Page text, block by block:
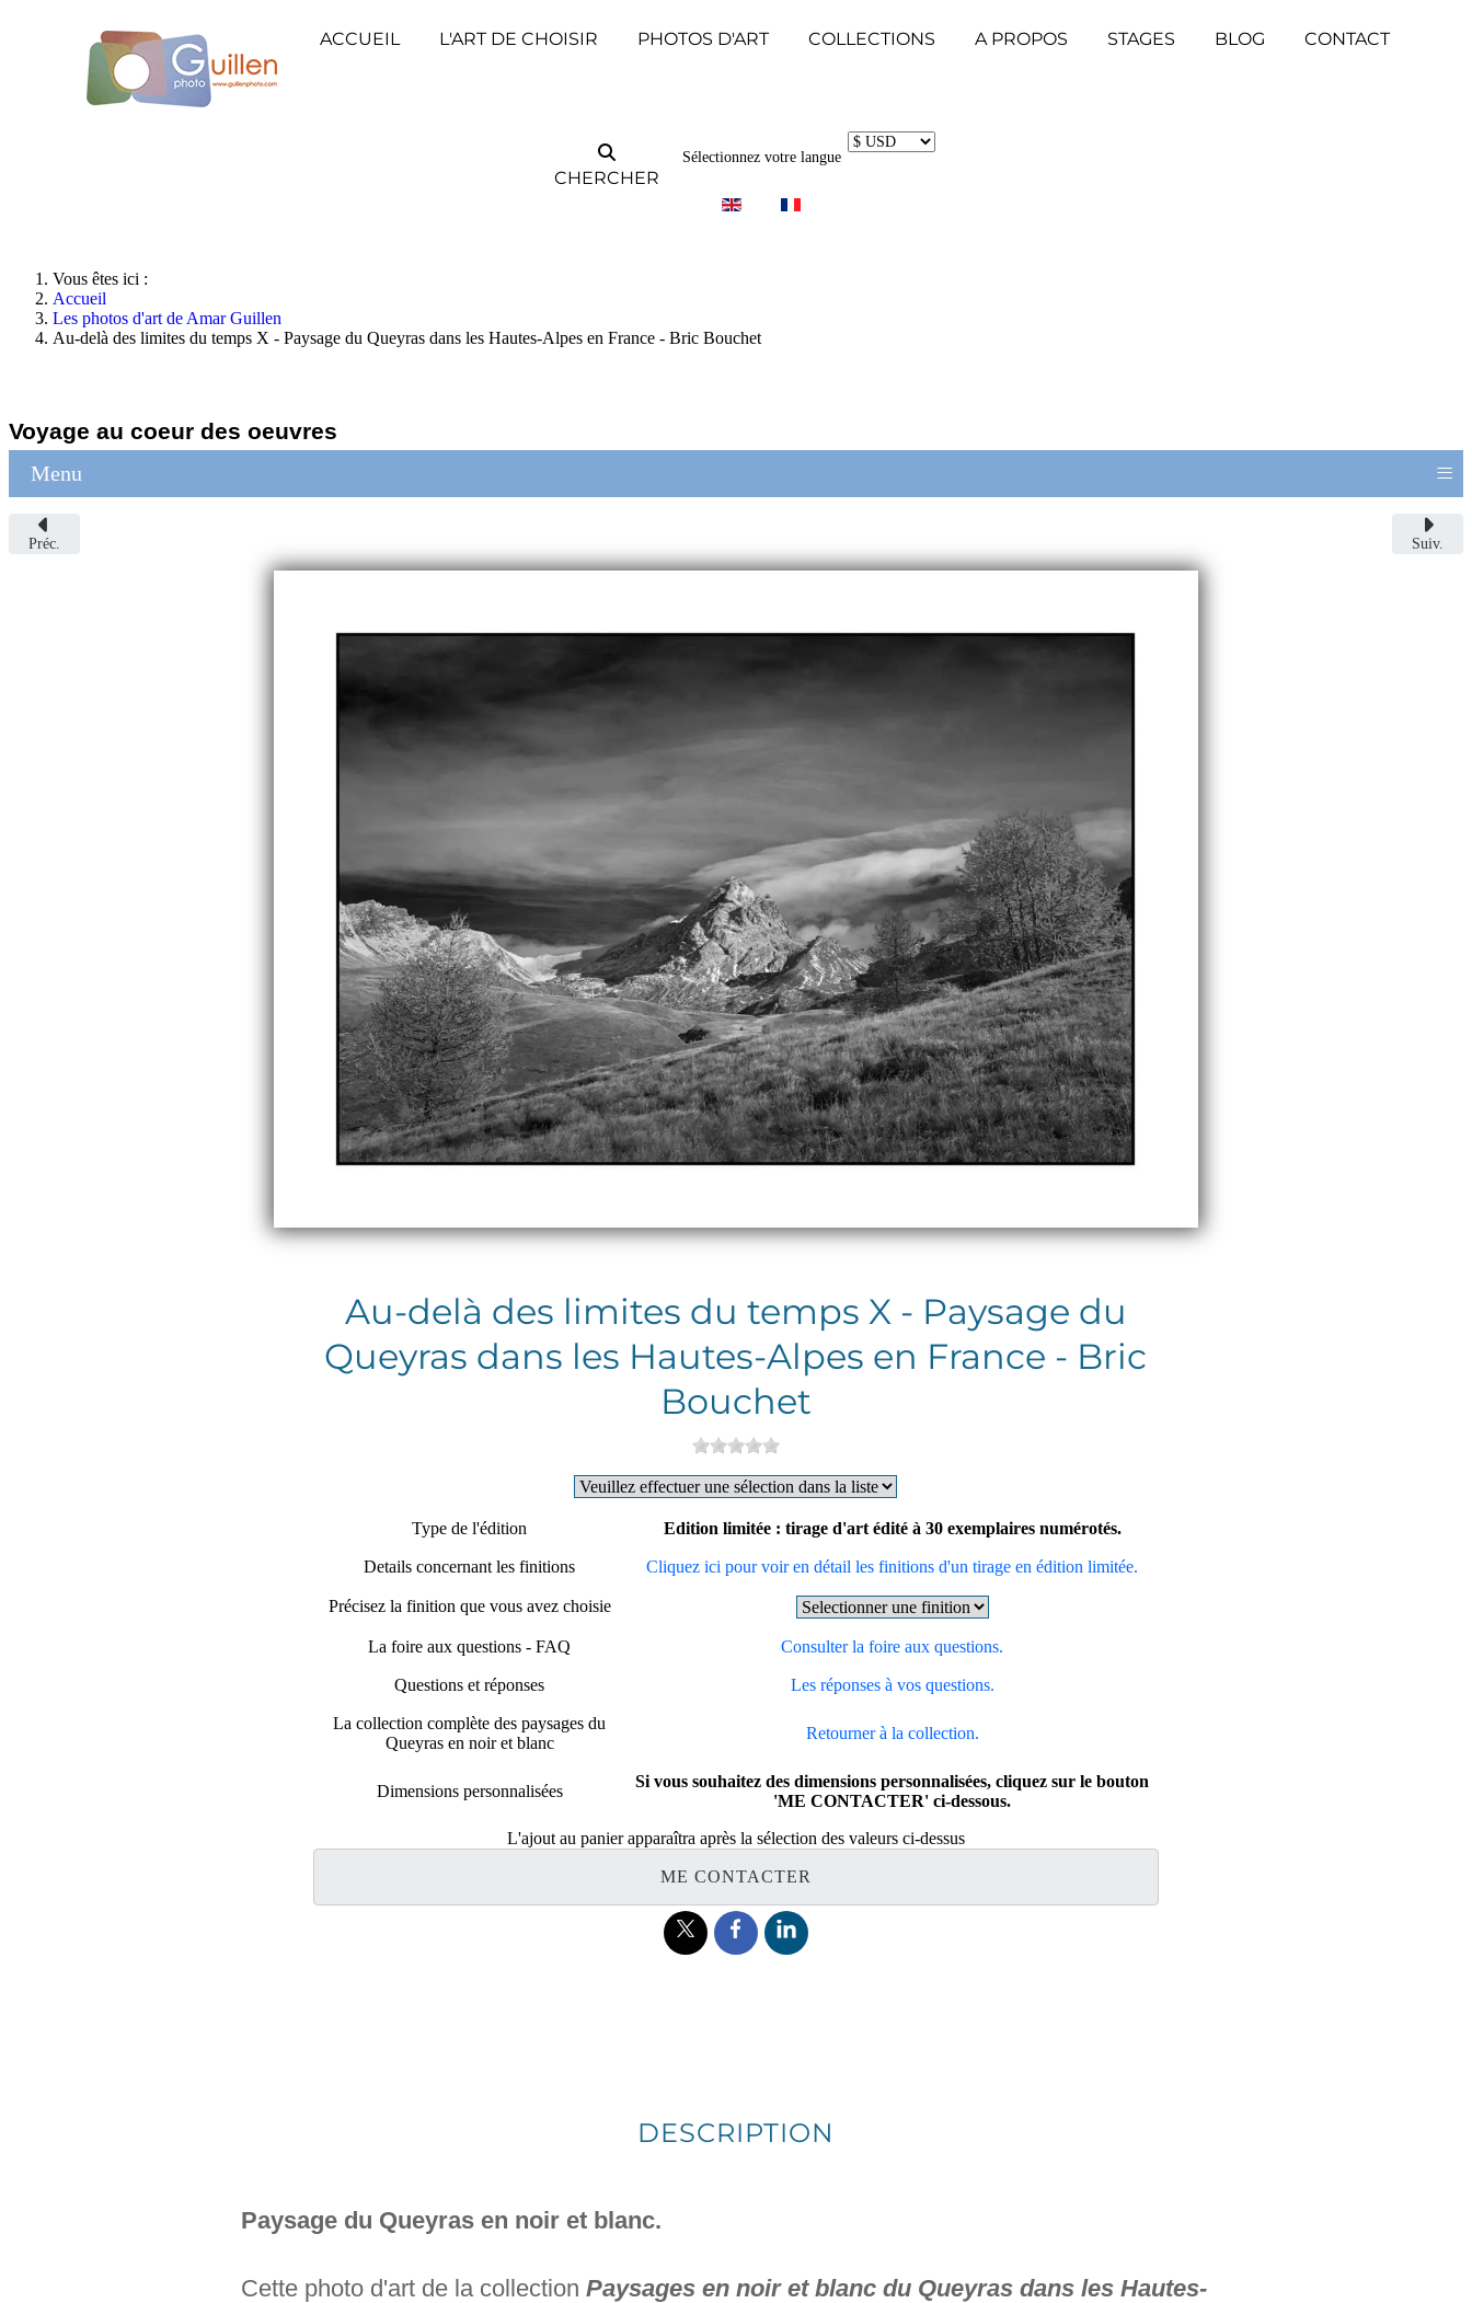
ACCUEIL L'ART DE CHOISIR PHOTOS D'ART COLLECTIONS A PROPOS STAGES BLOG CONTACT
CHERCHER
Sélectionnez votre langue
Vous êtes ici :
Accueil
Les photos d'art de Amar Guillen
Au-delà des limites du temps X - Paysage du Queyras dans les Hautes-Alpes en France - Bric Bouchet
Voyage au coeur des oeuvres
Menu ≡
Préc. Suiv.
Au-delà des limites du temps X - Paysage du
Queyras dans les Hautes-Alpes en France - Bric
Bouchet
Type de l'édition Edition limitée : tirage d'art édité à 30 exemplaires numérotés.
Details concernant les finitions Cliquez ici pour voir en détail les finitions d'un tirage en édition limitée.
Précisez la finition que vous avez choisie
La foire aux questions - FAQ Consulter la foire aux questions.
Questions et réponses Les réponses à vos questions.
La collection complète des paysages du
Queyras en noir et blanc
Retourner à la collection.
Dimensions personnalisées
Si vous souhaitez des dimensions personnalisées, cliquez sur le bouton
'ME CONTACTER' ci-dessous.
L'ajout au panier apparaîtra après la sélection des valeurs ci-dessus
ME CONTACTER
DESCRIPTION
Paysage du Queyras en noir et blanc.
Cette photo d'art de la collection Paysages en noir et blanc du Queyras dans les Hautes-